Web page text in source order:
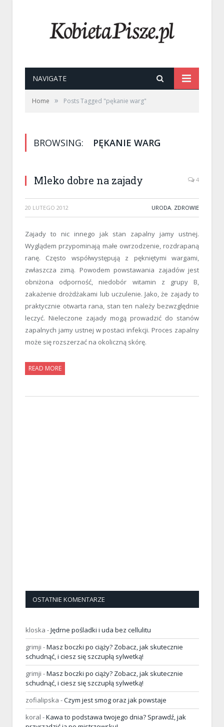
NAVIGATE
Home » Posts Tagged "pękanie warg"
BROWSING: PĘKANIE WARG
Mleko dobre na zajady 4
20 LUTEGO 2012 URODA, ZDROWIE
Zajady to nic innego jak stan zapalny jamy ustnej.
Wyglądem przypominają małe owrzodzenie, rozdrapaną
ranę. Często współwystępują z pękniętymi wargami,
zwłaszcza zimą. Powodem powstawania zajadów jest
obniżona odporność, niedobór witamin z grupy B,
zakażenie drożdżakami lub uczulenie. Jako, że zajady to
praktycznie otwarta rana, stan ten należy bezwzględnie
leczyć. Nieleczone zajady mogą prowadzić do stanów
zapalnych jamy ustnej w postaci infekcji. Proces zapalny
może się rozszerzać na okoliczną skórę.
READ MORE
OSTATNIE KOMENTARZE
kloska -Jędrne pośladki i uda bez cellulitu
grimji -Masz boczki po ciąży? Zobacz, jak skutecznie
schudnąć, i ciesz się szczupłą sylwetką!
grimji -Masz boczki po ciąży? Zobacz, jak skutecznie
schudnąć, i ciesz się szczupłą sylwetką!
zofialipska -Czym jest smog oraz jak powstaje
koral -Kawa to podstawa twojego dnia? Sprawdź, jak